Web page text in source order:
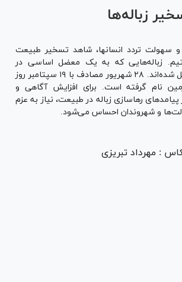
زباله‌ها
سهولت تردد انسانها، شاهد تسخیر طبیعت
زباله‌هایی که به یک معضل اساسی در
تمامی کشورها تبدیل شده‌اند. ۲۸ شهریور مصادف با ۱۹ سپتامبر روز
نام گرفته است. برای افزایش آگاهی و
رهاسازی زباله در طبیعت، نیاز به عزم
و شهروندان احساس می‌شود.
: مهرداد تبریزی